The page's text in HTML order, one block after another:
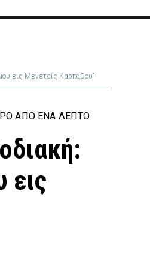
εις Μενεταίς Καρπάθου”
ΑΠΌ ΈΝΑ ΛΕΠΤΌ
εις